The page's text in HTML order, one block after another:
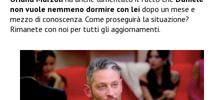
non vuole nemmeno dormire con lei dopo un mese e
mezzo di conoscenza. Come proseguirà la situazione?
Rimanete con noi per tutti gli aggiornamenti.